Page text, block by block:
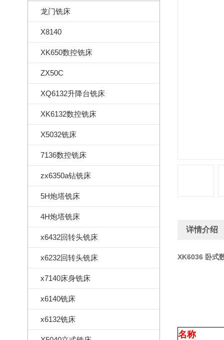
龙门铣床
X8140
XK650数控铣床
ZX50C
XQ6132升降台铣床
XK6132数控铣床
X5032铣床
7136数控铣床
zx6350a钻铣床
5H炮塔铣床
4H炮塔铣床
x6432回转头铣床
x6232回转头铣床
x7140床身铣床
x6140铣床
x6132铣床
详情介绍
XK6036 卧式
名称